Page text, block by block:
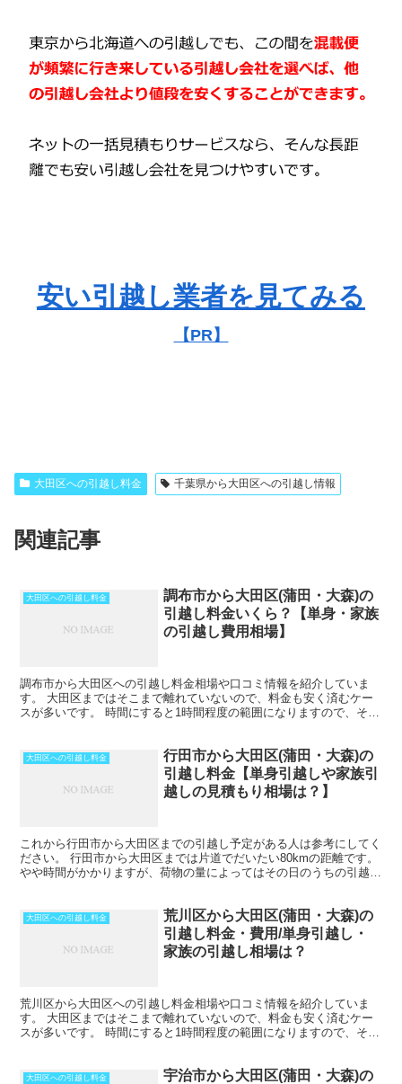
安い引越し業者を見てみる
【PR】
大田区への引越し料金 千葉県から大田区への引越し情報
関連記事
大田区への引越し料金
調布市から大田区(蒲田・大森)の
引越し料金いくら？【単身・家族
の引越し費用相場】
調布市から大田区への引越し料金相場や口コミ情報を紹介していま
す。 大田区まではそこまで離れていないので、料金も安く済むケー
スが多いです。 時間にすると1時間程度の範囲になりますので、その
大田区への引越し料金
行田市から大田区(蒲田・大森)の
引越し料金【単身引越しや家族引
越しの見積もり相場は？】
これから行田市から大田区までの引越し予定がある人は参考にしてく
ださい。 行田市から大田区までは片道でだいたい80kmの距離です。
やや時間がかかりますが、荷物の量によってはその日のうちの引越し
大田区への引越し料金
荒川区から大田区(蒲田・大森)の
引越し料金・費用/単身引越し・
家族の引越し相場は？
荒川区から大田区への引越し料金相場や口コミ情報を紹介していま
す。 大田区まではそこまで離れていないので、料金も安く済むケー
スが多いです。 時間にすると1時間程度の範囲になりますので、その
大田区への引越し料金
宇治市から大田区(蒲田・大森)の